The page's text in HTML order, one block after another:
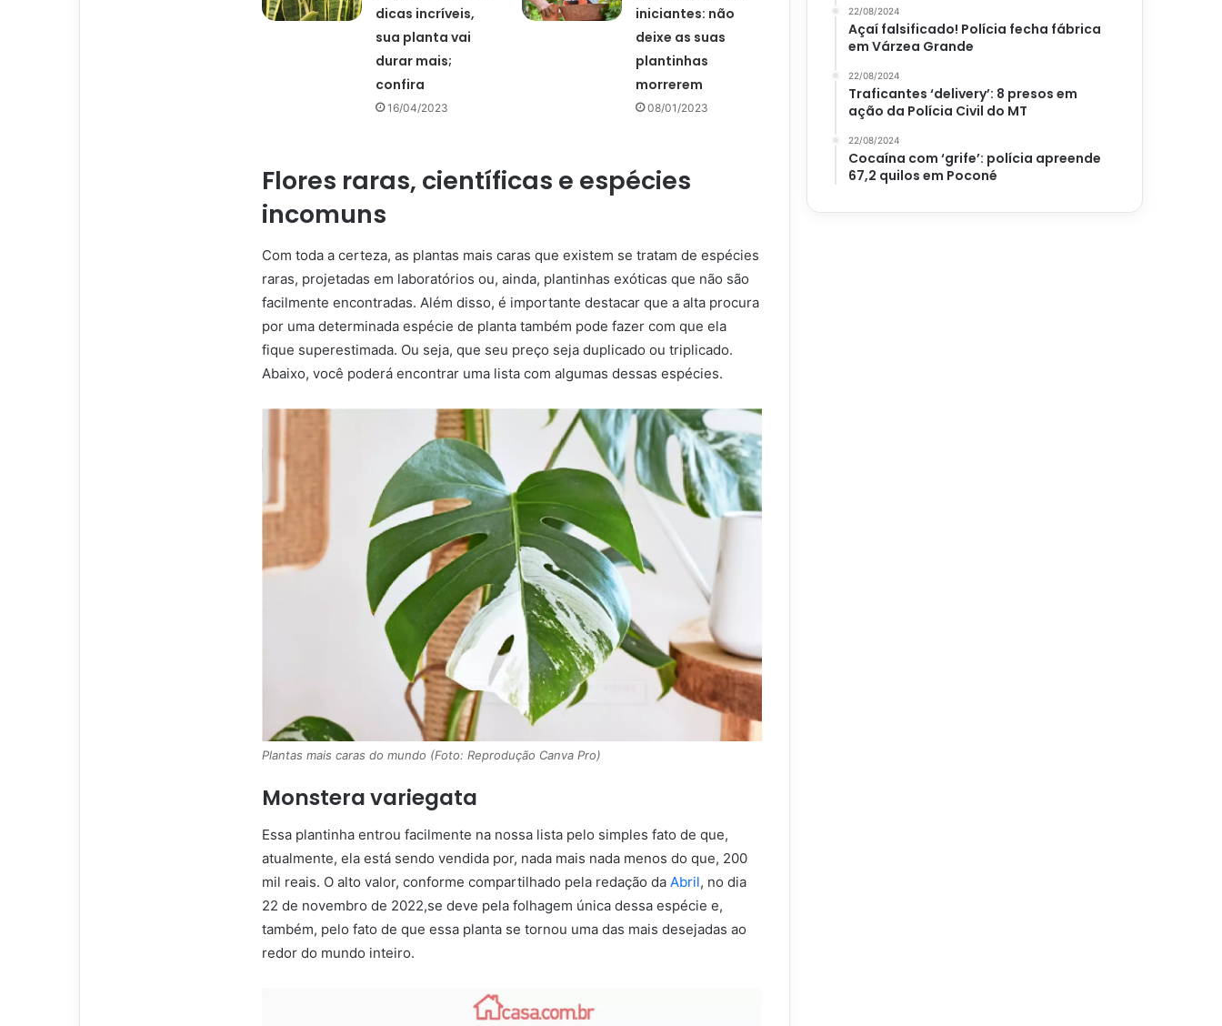
dicas incríveis,
sua planta vai
durar mais;
confira
16/04/2023
iniciantes: não
deixe as suas
plantinhas
morrerem
08/01/2023
Flores raras, científicas e espécies
incomuns
Com toda a certeza, as plantas mais caras que existem se tratam de espécies
raras, projetadas em laboratórios ou, ainda, plantinhas exóticas que não são
facilmente encontradas. Além disso, é importante destacar que a alta procura
por uma determinada espécie de planta também pode fazer com que ela
fique superestimada. Ou seja, que seu preço seja duplicado ou triplicado.
Abaixo, você poderá encontrar uma lista com algumas dessas espécies.
Plantas mais caras do mundo (Foto: Reprodução Canva Pro)
Monstera variegata
Essa plantinha entrou facilmente na nossa lista pelo simples fato de que,
atualmente, ela está sendo vendida por, nada mais nada menos do que, 200
mil reais. O alto valor, conforme compartilhado pela redação da Abril, no dia
22 de novembro de 2022,se deve pela folhagem única dessa espécie e,
também, pelo fato de que essa planta se tornou uma das mais desejadas ao
redor do mundo inteiro.
22/08/2024
Açaí falsificado! Polícia fecha fábrica
em Várzea Grande
22/08/2024
Traficantes ‘delivery’: 8 presos em
ação da Polícia Civil do MT
22/08/2024
Cocaína com ‘grife’: polícia apreende
67,2 quilos em Poconé